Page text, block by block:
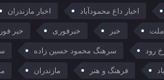
اخبار داغ محمودآباد اخبار مازندران
ملت خبر خبرفوری خبر
رود سرهنگ محمود حسین زاده
فرهنگ و هنر مازندران